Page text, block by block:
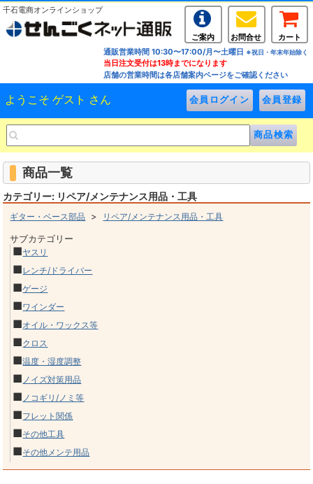
千石電商オンラインショップ
ご案内 お問合せ
カート
通販営業時間 10:30〜17:00/月〜土曜日 ※祝日・年末年始除く
当日注文受付は13時までになります
店舗の営業時間は各店舗案内ページをご確認ください
ようこそ ゲスト さん
商品一覧
カテゴリー: リペア/メンテナンス用品・工具
ギター・ベース部品 > リペア/メンテナンス用品・工具
サブカテゴリー
■ヤスリ
■レンチ/ドライバー
■ゲージ
■ワインダー
■オイル・ワックス等
■クロス
■温度・湿度調整
■ ノイズ対策用品
■ ノコギリ/ノミ等
■フレット関係
■その他工具
■その他メンテ用品